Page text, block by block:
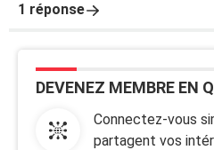
1 réponse
DEVENEZ MEMBRE EN
Connectez-vous
partagent vos